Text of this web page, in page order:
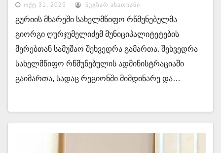
ᲝᲥᲢ 31, 2025 ᲜᲣᲒᲖᲐᲠ ᲐᲡᲐᲗᲘᲐᲜᲘ
გურიის მხარეში სახელმწიფო რწმუნებულმა
გიორგი ღურჯუმელიძემ მუნიციპალიტეტების
მერებთან სამუშაო შეხვედრა გამართა. შეხვედრა
სახელმწიფო რწმუნებულის ადმინისტრაციაში
გაიმართა, სადაც რეგიონში მიმდინარე და…